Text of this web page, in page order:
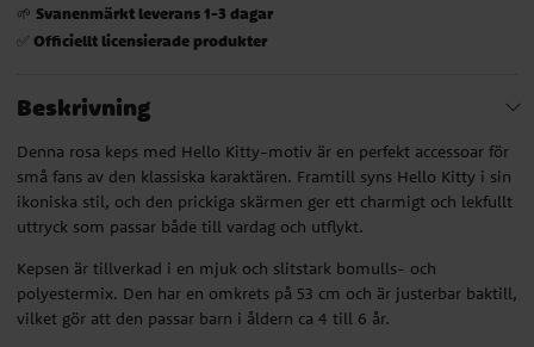
🌱 Svanenmärkt leverans 1-3 dagar
✅ Officiellt licensierade produkter
Beskrivning
Denna rosa keps med Hello Kitty-motiv är en perfekt accessoar för
små fans av den klassiska karaktären. Framtill syns Hello Kitty i sin
ikoniska stil, och den prickiga skärmen ger ett charmigt och lekfullt
uttryck som passar både till vardag och utflykt.
Kepsen är tillverkad i en mjuk och slitstark bomulls- och
polyestermix. Den har en omkrets på 53 cm och är justerbar baktill,
vilket gör att den passar barn i åldern ca 4 till 6 år.